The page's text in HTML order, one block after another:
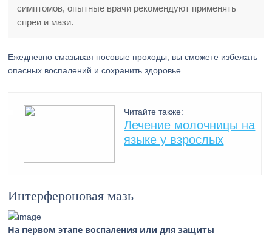
симптомов, опытные врачи рекомендуют применять
спреи и мази.
Ежедневно смазывая носовые проходы, вы сможете избежать
опасных воспалений и сохранить здоровье.
Читайте также:
Лечение молочницы на
языке у взрослых
Интерфероновая мазь
На первом этапе воспаления или для защиты